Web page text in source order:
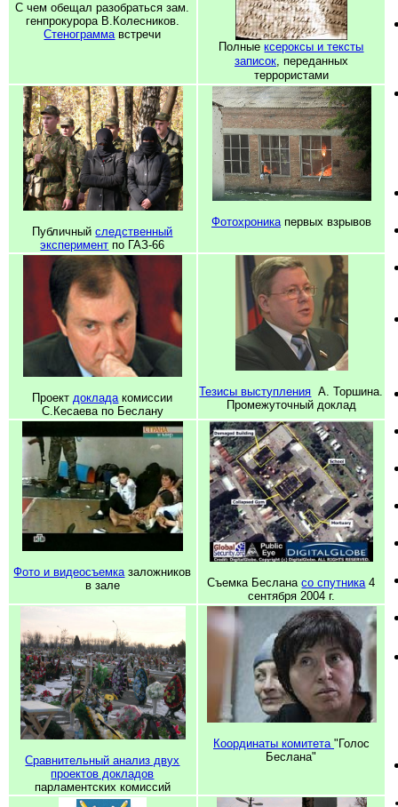
С чем обещал разобраться зам.
генпрокурора В.Колесников.
Стенограммавстречи
Полныексероксы и тексты
записок, переданных
террористами
Публичныйследственный
эксперимент по ГАЗ-66
Фотохроникапервых взрывов
Проектдокладакомиссии
С.Кесаева по Беслану
Тезисы выступления А. Торшина.
Промежуточный доклад
Фото и видеосъемказаложников
в зале
Съемка Бесланасо спутника4
сентября 2004 г.
Сравнительный анализ двух
проектов докладов
парламентских комиссий
Координаты комитета "Голос
Беслана"